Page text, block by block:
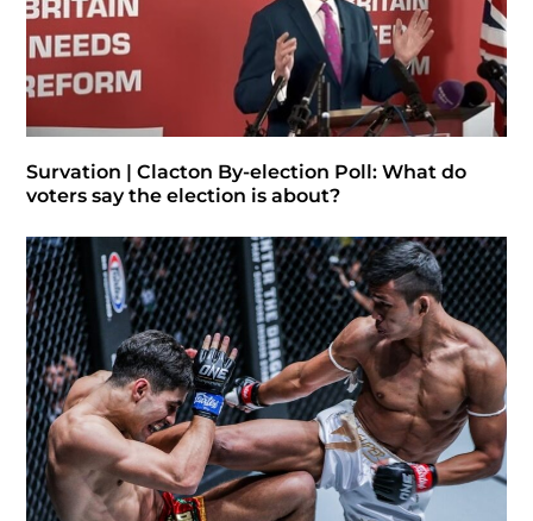
Survation | Clacton By-election Poll: What do
voters say the election is about?